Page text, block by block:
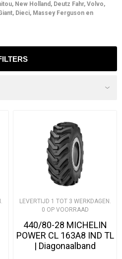
New Holland, Deutz Fahr, Volvo,
Dieci, Massey Ferguson en
LEVERTIJD 1 TOT 3 WERKDAGEN.
0 OP VOORRAAD
440/80-28 MICHELIN
POWER CL 163A8 IND TL
| Diagonaalband